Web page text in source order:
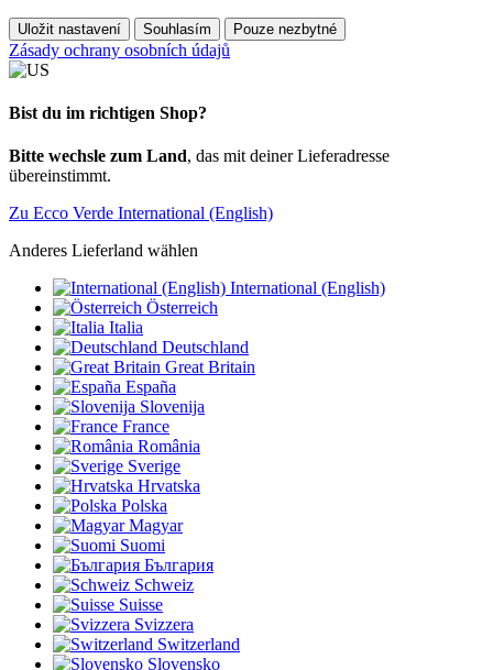
Uložit nastavení Souhlasím Pouze nezbytné
Zásady ochrany osobních údajů
Bist du im richtigen Shop?
Bitte wechsle zum Land, das mit deiner Lieferadresse
übereinstimmt.
Zu Ecco Verde International (English)
Anderes Lieferland wählen
International (English)
Österreich
Italia
Deutschland
Great Britain
España
Slovenija
France
România
Sverige
Hrvatska
Polska
Magyar
Suomi
България
Schweiz
Suisse
Svizzera
Switzerland
Slovensko